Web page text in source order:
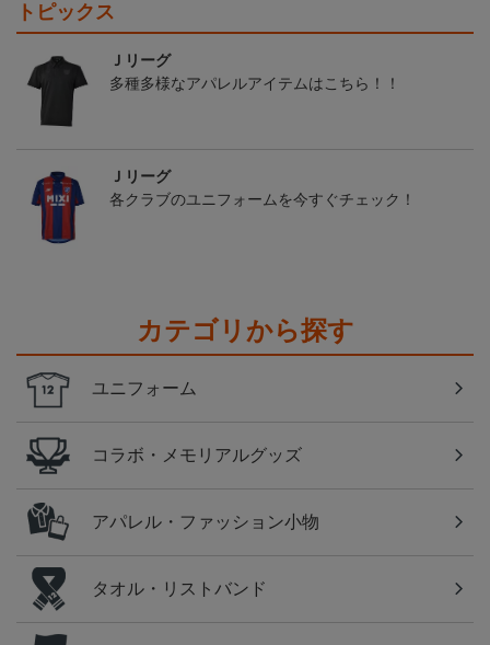
トピックス
Ｊリーグ
多種多様なアパレルアイテムはこちら！！
Ｊリーグ
各クラブのユニフォームを今すぐチェック！
カテゴリから探す
ユニフォーム
コラボ・メモリアルグッズ
アパレル・ファッション小物
タオル・リストバンド